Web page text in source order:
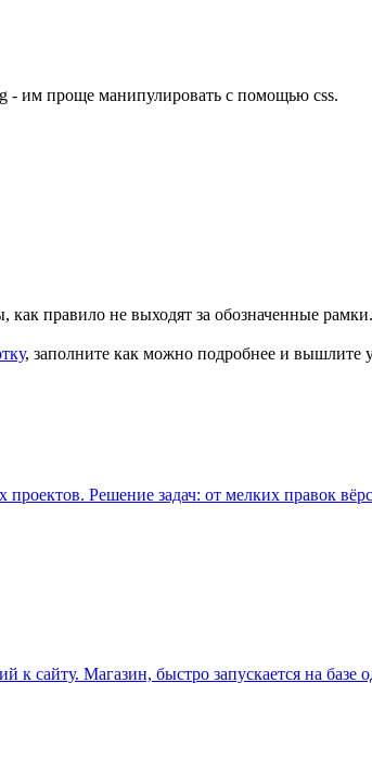
- им проще манипулировать с помощью css.
правило не выходят за обозначенные рамки.
, заполните как можно подробнее и вышлите
Решение задач: от мелких правок
к сайту. Магазин, быстро запускается на базе